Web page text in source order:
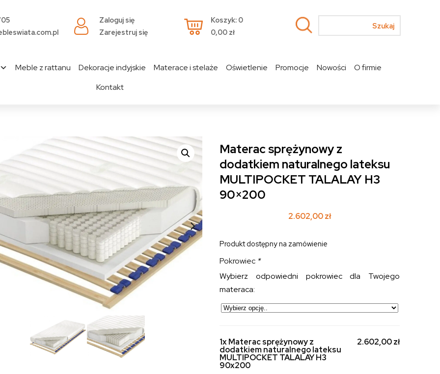
Zaloguj się
Zarejestruj się
Koszyk: 0
0,00 zł
Meble z rattanu Dekoracje indyjskie Materace i stelaże Oświetlenie Promocje Nowości
O firmie
Kontakt
Materac sprężynowy z
dodatkiem naturalnego lateksu
MULTIPOCKET TALALAY H3
90×200
2.602,00zł
Produkt dostępny na zamówienie
Pokrowiec *
Wybierz odpowiedni pokrowiec dla Twojego
materaca:
1x Materac sprężynowy z
dodatkiem naturalnego lateksu
MULTIPOCKET TALALAY H3
90x200
2.602,00 zł